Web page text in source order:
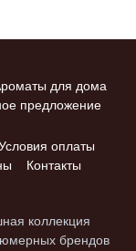
для дома
предложение
оплаты
Контакты
коллекция
брендов